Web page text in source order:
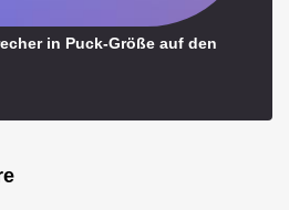
in Puck-Größe auf den